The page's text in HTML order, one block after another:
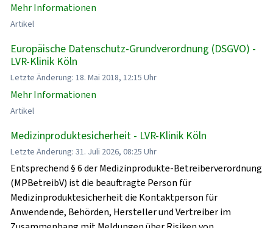
Mehr Informationen
Artikel
Europäische Datenschutz-Grundverordnung (DSGVO) -
LVR-Klinik Köln
Letzte Änderung: 18. Mai 2018, 12:15 Uhr
Mehr Informationen
Artikel
Medizinproduktesicherheit - LVR-Klinik Köln
Letzte Änderung: 31. Juli 2026, 08:25 Uhr
Entsprechend § 6 der Medizinprodukte-Betreiberverordnung
(MPBetreibV) ist die beauftragte Person für
Medizinproduktesicherheit die Kontaktperson für
Anwendende, Behörden, Hersteller und Vertreiber im